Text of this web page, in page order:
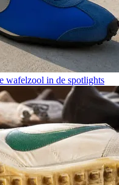
wafelzool in de spotlights